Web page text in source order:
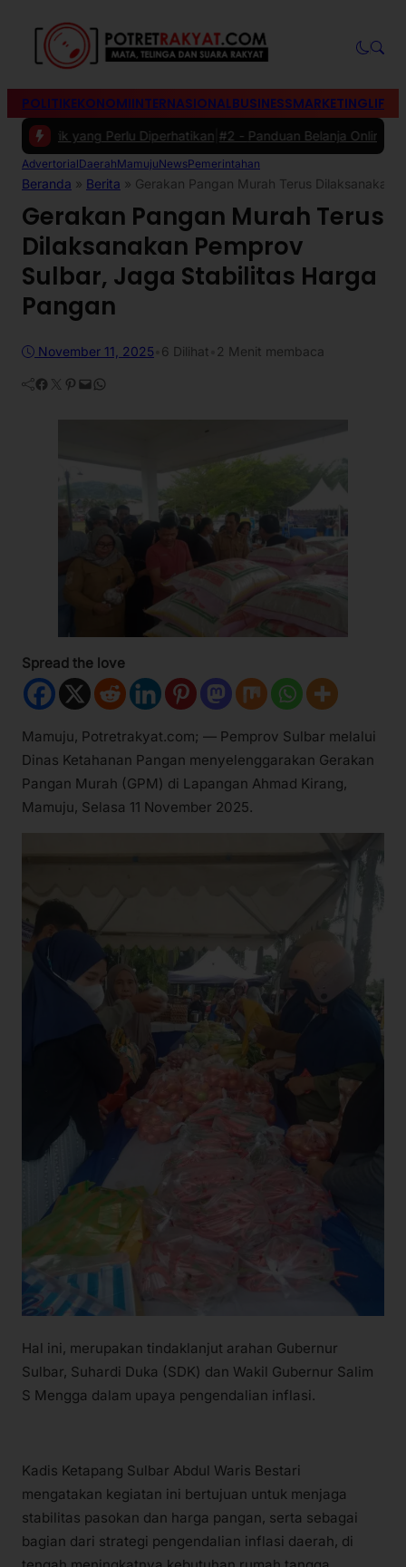
POLITIKEKONOMIINTERNASIONALBUSINESSMARKETING
yang Perlu Diperhatikan|#2 -Panduan Belanja Online Cerdas:
AdvertorialDaerahMamujuNewsPemerintahan
Beranda » Berita » Gerakan Pangan Murah Terus Dilaksanakan
Gerakan Pangan Murah Terus
Dilaksanakan Pemprov
Sulbar, Jaga Stabilitas Harga
Pangan
November 11, 2025 6 Dilihat 2 Menit membaca
Facebook Twitter Pinterest Mail WhatsApp
Spread the love
Mamuju, Potretrakyat.com; — Pemprov Sulbar melalui
Dinas Ketahanan Pangan menyelenggarakan Gerakan
Pangan Murah (GPM) di Lapangan Ahmad Kirang,
Mamuju, Selasa 11 November 2025.
Hal ini, merupakan tindaklanjut arahan Gubernur
Sulbar, Suhardi Duka (SDK) dan Wakil Gubernur Salim
S Mengga dalam upaya pengendalian inflasi.
Kadis Ketapang Sulbar Abdul Waris Bestari
mengatakan kegiatan ini bertujuan untuk menjaga
stabilitas pasokan dan harga pangan, serta sebagai
bagian dari strategi pengendalian inflasi daerah, di